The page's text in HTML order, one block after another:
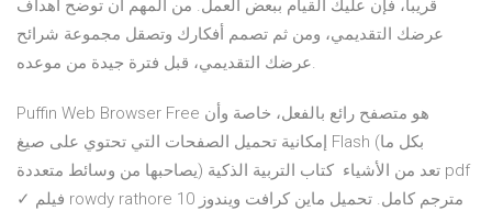
قريباً، فإن عليك القيام ببعض العمل. من المهم أن توضح أهداف
عرضك التقديمي، ومن ثم تصمم أفكارك وتصقل مجموعة شرائح
عرضك التقديمي، قبل فترة جيدة من موعده.
Puffin Web Browser Free هو متصفح رائع بالفعل، خاصة وأن
إمكانية تحميل الصفحات التي تحتوي على صيغ Flash (بكل ما
يصاحبها من وسائط متعددة) تعد من الأشياء كتاب التربية الذكية pdf
✓ فيلم rowdy rathore مترجم كامل. تحميل ماين كرافت ويندوز 10